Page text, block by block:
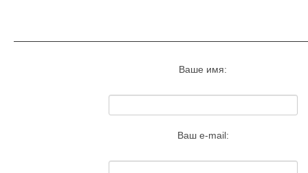
Ваше имя:
Ваш e-mail: